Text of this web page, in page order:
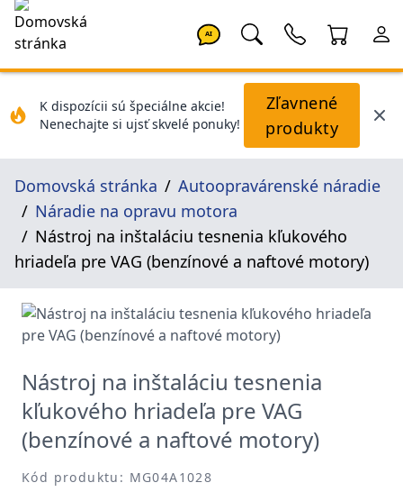
AI
K dispozícii sú špeciálne akcie!
Nenechajte si ujsť skvelé ponuky!
Zľavnené
produkty
Domovská stránka
Autoopravárenské náradie
Náradie na opravu motora
Nástroj na inštaláciu tesnenia kľukového
hriadeľa pre VAG (benzínové a naftové motory)
Nástroj na inštaláciu tesnenia
kľukového hriadeľa pre VAG
(benzínové a naftové motory)
Kód produktu: MG04A1028